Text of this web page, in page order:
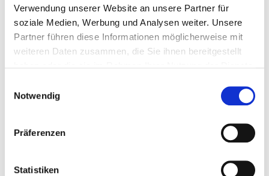
Verwendung unserer Website an unsere Partner für
soziale Medien, Werbung und Analysen weiter. Unsere
Partner führen diese Informationen möglicherweise mit
weiteren Daten zusammen, die Sie ihnen bereitgestellt
Notwendig
Präferenzen
Statistiken